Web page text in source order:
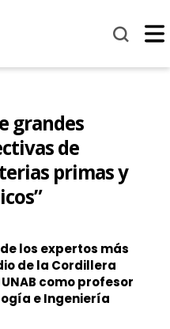
grandes
de
primas y
los expertos más
de la Cordillera
como profesor
e Ingeniería